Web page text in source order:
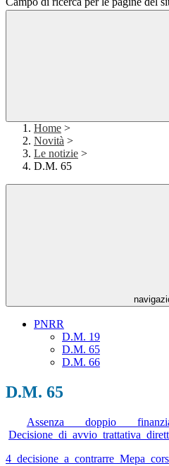
Home >
Novità >
Le notizie >
D.M. 65
PNRR
D.M. 19
D.M. 65
D.M. 66
D.M. 65
Assenza doppio